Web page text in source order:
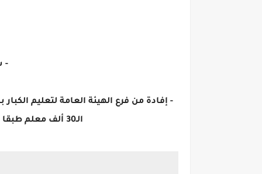
-
الـ30 ألف معلم طبقا لما هو متضمن في عقودهم ويعفى ذوي الاحتياجات الخاصة نسبة 5% من هذا الشرط».